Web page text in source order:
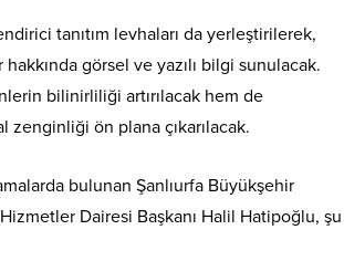
tanıtım levhaları da yerleştirilerek,
görsel ve yazılı bilgi sunulacak.
bilinirliliği artırılacak hem de
zenginliği ön plana çıkarılacak.
bulunan Şanlıurfa Büyükşehir
Dairesi Başkanı Halil Hatipoğlu, şu